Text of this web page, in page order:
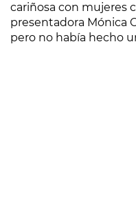
cariñosa con mujeres
presentadora Mónica
pero no había hecho